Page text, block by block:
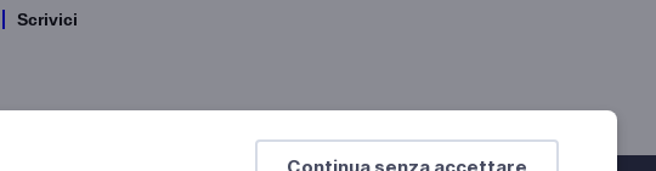
Continua senza accettare
Scrivici